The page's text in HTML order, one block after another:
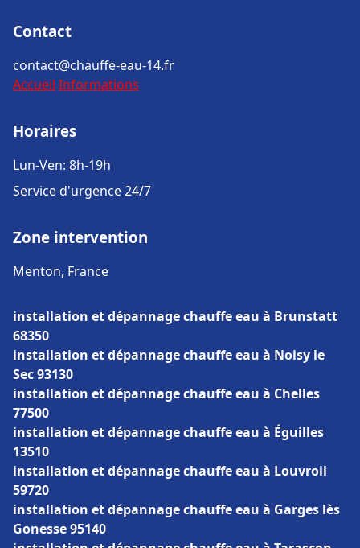
Contact
contact@chauffe-eau-14.fr
Accueil Informations
Horaires
Lun-Ven: 8h-19h
Service d'urgence 24/7
Zone intervention
Menton, France
installation et dépannage chauffe eau à Brunstatt
68350
installation et dépannage chauffe eau à Noisy le
Sec 93130
installation et dépannage chauffe eau à Chelles
77500
installation et dépannage chauffe eau à Éguilles
13510
installation et dépannage chauffe eau à Louvroil
59720
installation et dépannage chauffe eau à Garges lès
Gonesse 95140